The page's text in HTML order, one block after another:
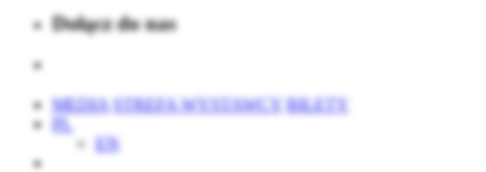
Dołącz do nas
MEDIA STREFA WYSTAWCY BILETY
PL
EN